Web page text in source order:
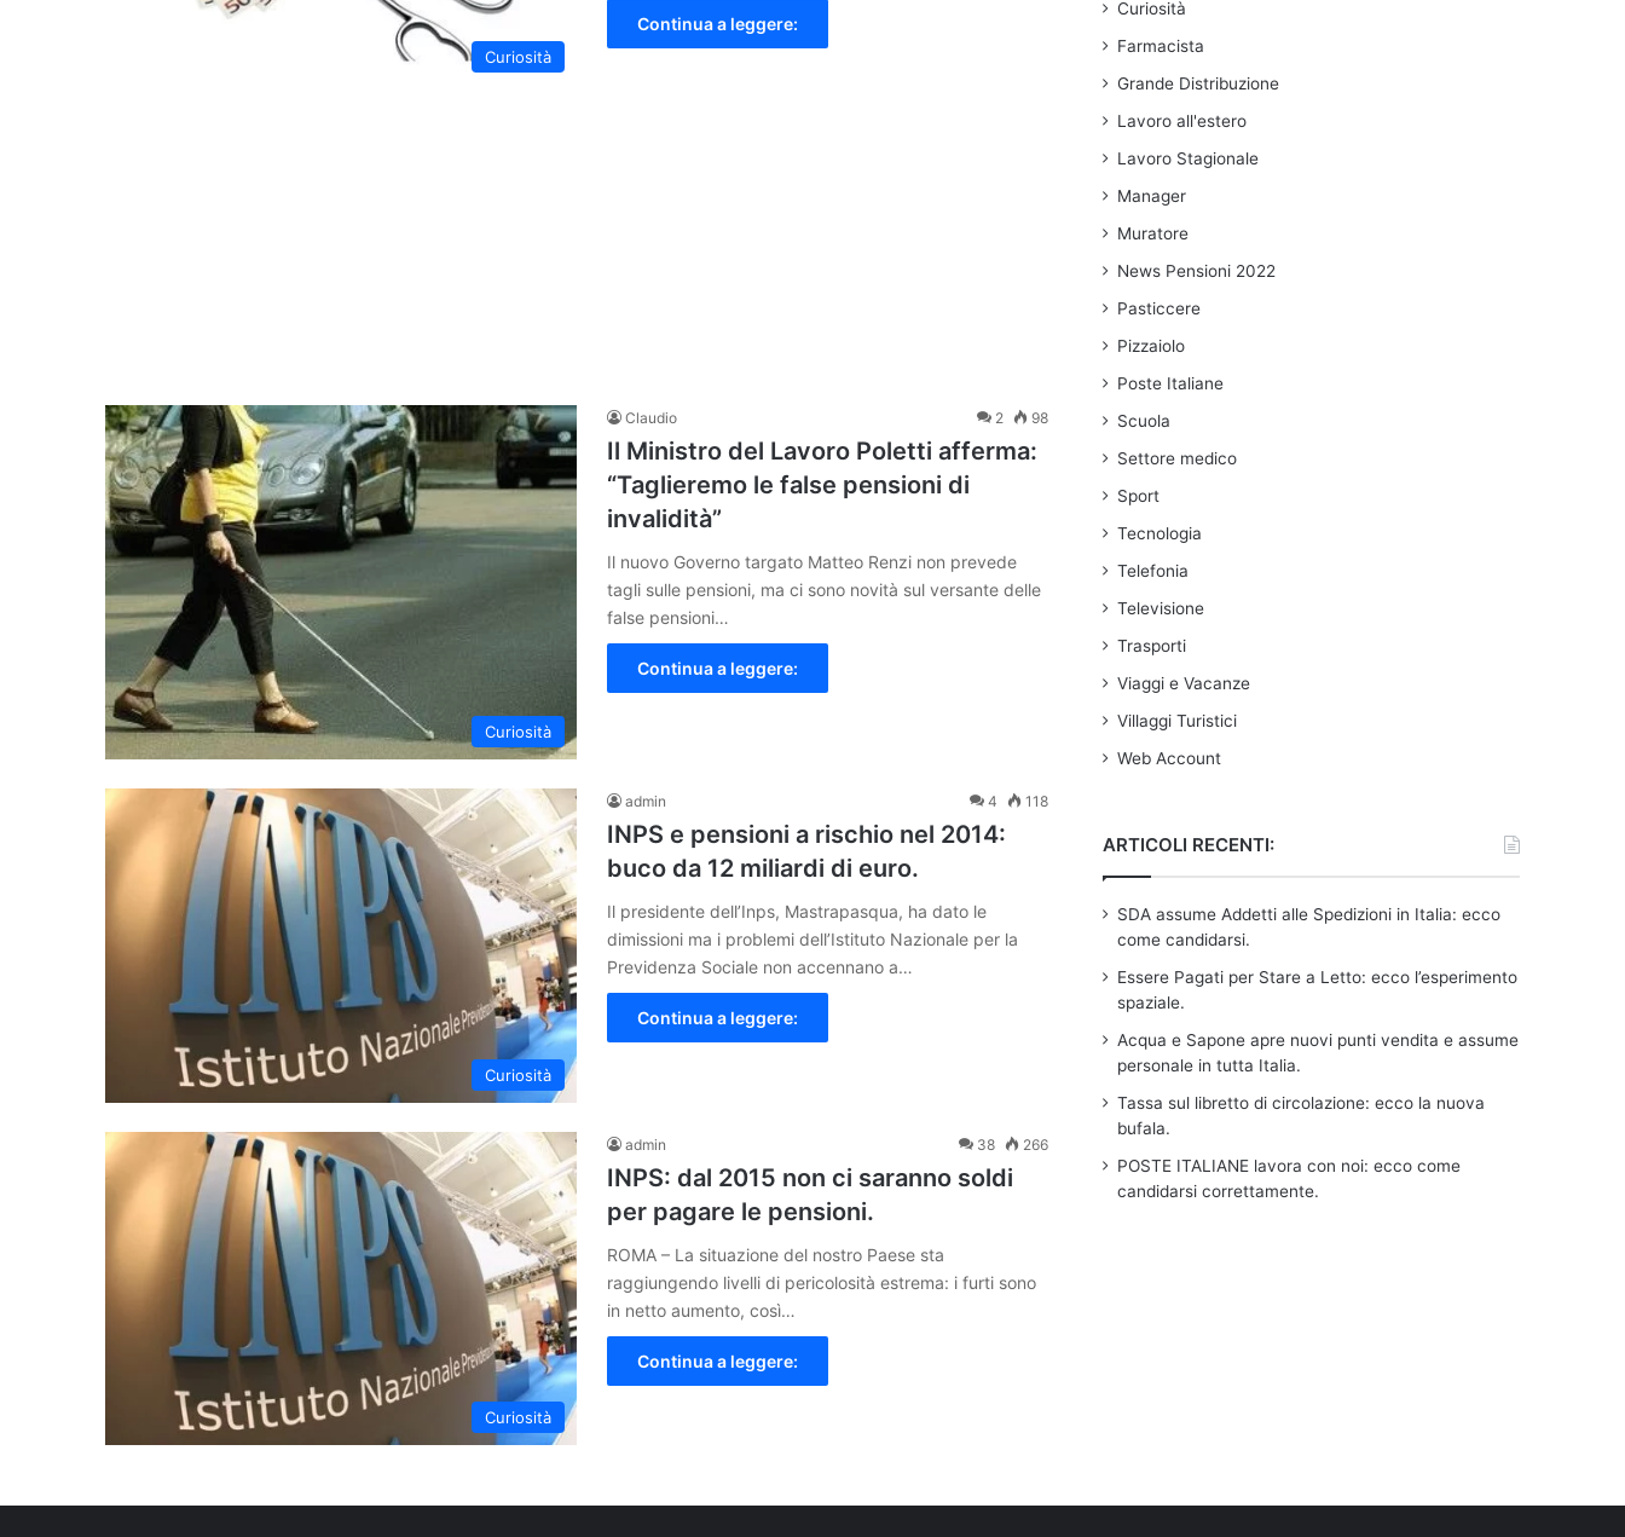
Curiosità
Continua a leggere:
Curiosità
Claudio 2 98
Il Ministro del Lavoro Poletti afferma:
“Taglieremo le false pensioni di
invalidità”
Il nuovo Governo targato Matteo Renzi non prevede
tagli sulle pensioni, ma ci sono novità sul versante delle
false pensioni…
Continua a leggere:
Curiosità
admin 4 118
INPS e pensioni a rischio nel 2014:
buco da 12 miliardi di euro.
Il presidente dell’Inps, Mastrapasqua, ha dato le
dimissioni ma i problemi dell’Istituto Nazionale per la
Previdenza Sociale non accennano a…
Continua a leggere:
Curiosità
admin 38 266
INPS: dal 2015 non ci saranno soldi
per pagare le pensioni.
ROMA – La situazione del nostro Paese sta
raggiungendo livelli di pericolosità estrema: i furti sono
in netto aumento, così…
Continua a leggere:
Curiosità
Farmacista
Grande Distribuzione
Lavoro all'estero
Lavoro Stagionale
Manager
Muratore
News Pensioni 2022
Pasticcere
Pizzaiolo
Poste Italiane
Scuola
Settore medico
Sport
Tecnologia
Telefonia
Televisione
Trasporti
Viaggi e Vacanze
Villaggi Turistici
Web Account
ARTICOLI RECENTI:
SDA assume Addetti alle Spedizioni in Italia: ecco
come candidarsi.
Essere Pagati per Stare a Letto: ecco l’esperimento
spaziale.
Acqua e Sapone apre nuovi punti vendita e assume
personale in tutta Italia.
Tassa sul libretto di circolazione: ecco la nuova
bufala.
POSTE ITALIANE lavora con noi: ecco come
candidarsi correttamente.